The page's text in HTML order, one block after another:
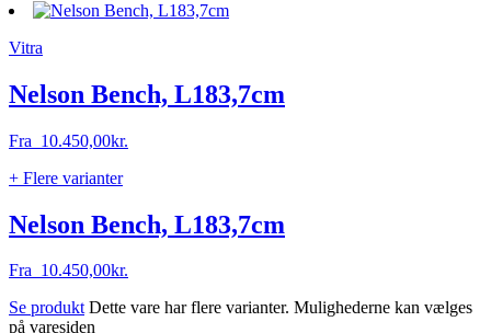
Vitra
Nelson Bench, L183,7cm
Fra 10.450,00kr.
+ Flere varianter
Nelson Bench, L183,7cm
Fra 10.450,00kr.
Se produkt Dette vare har flere varianter. Mulighederne kan vælges
på varesiden